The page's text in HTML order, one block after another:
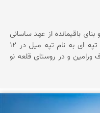
باقيمانده از عهد ساسانی
است كه بقايای اين بنای عظيم برفراز تپه ای به نام تپه ميل در 12
و در روستای قلعه نو